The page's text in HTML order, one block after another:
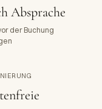
Absprache
der Buchung